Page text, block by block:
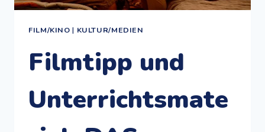
FILM/KINO | KULTUR/MEDIEN
Filmtipp und
Unterrichtsmate